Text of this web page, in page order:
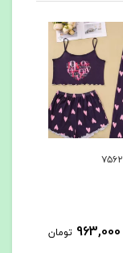
963,000 تومان